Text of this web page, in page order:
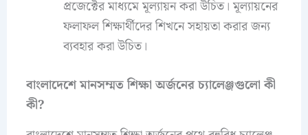
প্রজেক্টের মাধ্যমে মূল্যায়ন করা উচিত। মূল্যায়নের
ফলাফল শিক্ষার্থীদের শিখনে সহায়তা করার জন্য
ব্যবহার করা উচিত।
বাংলাদেশে মানসম্মত শিক্ষা অর্জনের চ্যালেঞ্জগুলো কী
কী?